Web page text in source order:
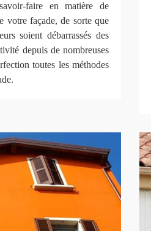
faire en matière de
votre façade, de sorte que
soient débarrassés des
depuis de nombreuses
toutes les méthodes